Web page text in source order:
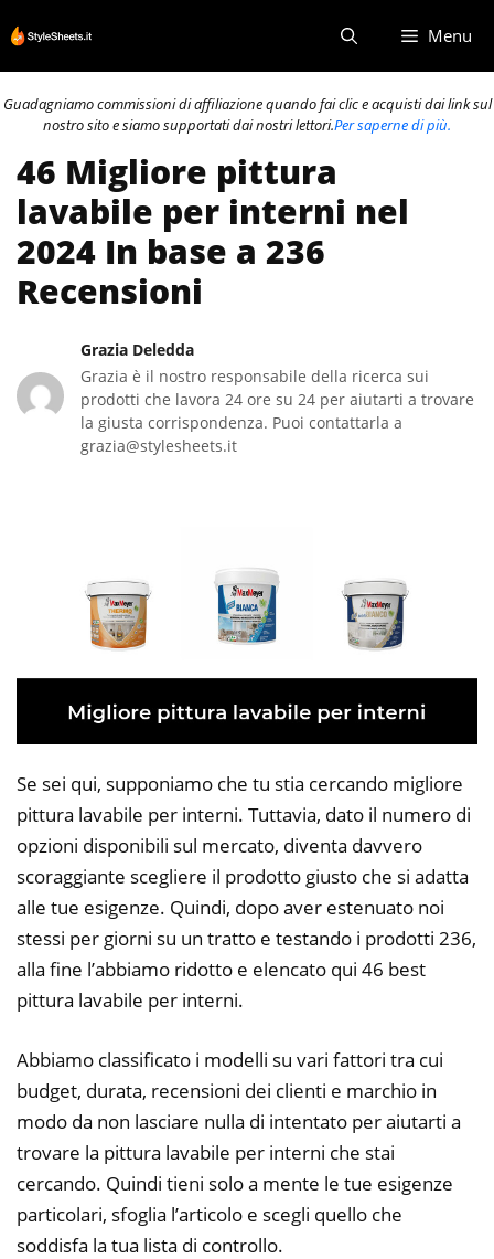
al
contenuto
Menu
Guadagniamo commissioni di affiliazione quando fai clic e acquisti dai link sul
nostro sito e siamo supportati dai nostri lettori.Per saperne di più.
46 Migliore pittura
lavabile per interni nel
2024 In base a 236
Recensioni
Grazia Deledda
Grazia è il nostro responsabile della ricerca sui
prodotti che lavora 24 ore su 24 per aiutarti a trovare
la giusta corrispondenza. Puoi contattarla a
grazia@stylesheets.it
Se sei qui, supponiamo che tu stia cercando migliore
pittura lavabile per interni. Tuttavia, dato il numero di
opzioni disponibili sul mercato, diventa davvero
scoraggiante scegliere il prodotto giusto che si adatta
alle tue esigenze. Quindi, dopo aver estenuato noi
stessi per giorni su un tratto e testando i prodotti 236,
alla fine l’abbiamo ridotto e elencato qui 46 best
pittura lavabile per interni.
Abbiamo classificato i modelli su vari fattori tra cui
budget, durata, recensioni dei clienti e marchio in
modo da non lasciare nulla di intentato per aiutarti a
trovare la pittura lavabile per interni che stai
cercando. Quindi tieni solo a mente le tue esigenze
particolari, sfoglia l’articolo e scegli quello che
soddisfa la tua lista di controllo.